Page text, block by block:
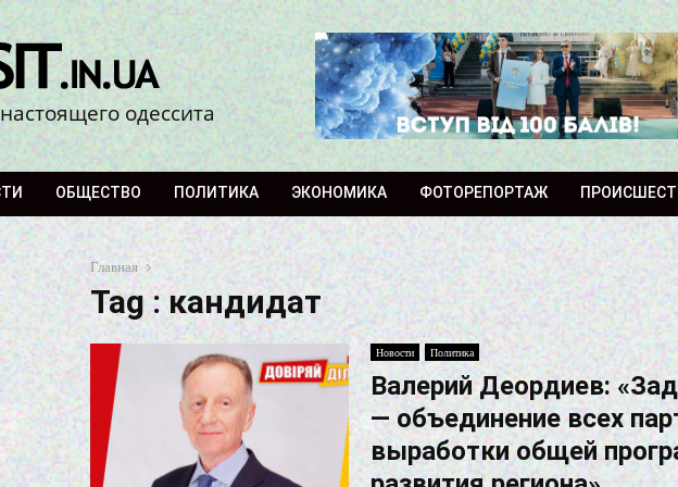
одессита
ОБЩЕСТВО ПОЛИТИКА ЭКОНОМИКА ФОТОРЕПОРТАЖ
Главная
Tag : кандидат
Новости Политика
Валерий Деордиев:
— объединение всех
выработки общей